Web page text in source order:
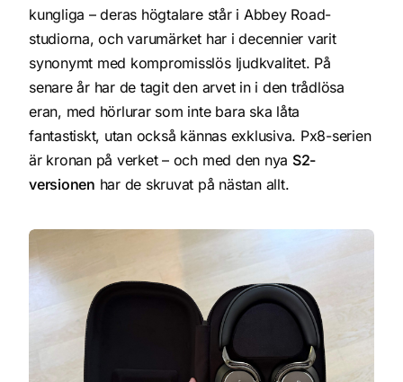
kungliga – deras högtalare står i Abbey Road-
studiorna, och varumärket har i decennier varit
synonymt med kompromisslös ljudkvalitet. På
senare år har de tagit den arvet in i den trådlösa
eran, med hörlurar som inte bara ska låta
fantastiskt, utan också kännas exklusiva. Px8-serien
är kronan på verket – och med den nya S2-
versionen har de skruvat på nästan allt.